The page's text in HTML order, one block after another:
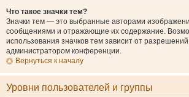
Что такое значки тем?
Значки тем — это выбранные авторами
сообщениями и отражающие их содержание.
использования значков тем зависит от
администратором конференции.
Вернуться к началу
Уровни пользователей и группы